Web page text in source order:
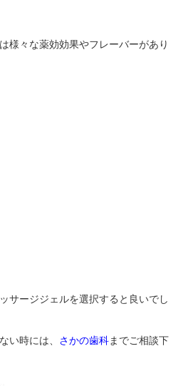
様々な薬効効果やフレーバーがあり
サージジェルを選択すると良いでし
い時には、 さかの歯科までご相談下